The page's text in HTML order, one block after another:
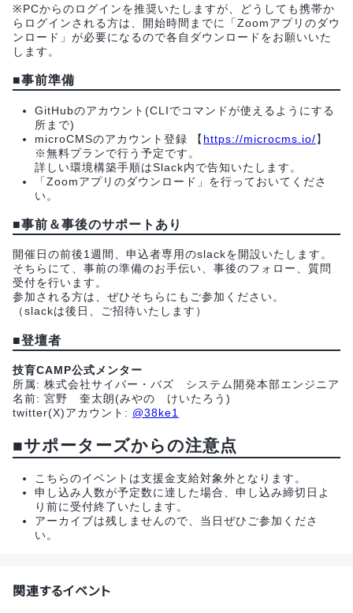
※PCからのログインを推奨いたしますが、どうしても携帯か
らログインされる方は、開始時間までに「Zoomアプリのダウ
ンロード」が必要になるので各自ダウンロードをお願いいた
します。
■事前準備
GitHubのアカウント(CLIでコマンドが使えるようにする
所まで)
microCMSのアカウント登録 【 https://microcms.io/】
※無料プランで行う予定です。
詳しい環境構築手順はSlack内で告知いたします。
「Zoomアプリのダウンロード」を行っておいてくださ
い。
■事前＆事後のサポートあり
開催日の前後1週間、申込者専用のslackを開設いたします。
そちらにて、事前の準備のお手伝い、事後のフォロー、質問
受付を行います。
参加される方は、ぜひそちらにもご参加ください。
（slackは後日、ご招待いたします）
■登壇者
技育CAMP公式メンター
所属: 株式会社サイバー・バズ システム開発本部エンジニア
名前: 宮野 奎太朗(みやの けいたろう)
twitter(X)アカウント: @38ke1
■サポーターズからの注意点
こちらのイベントは支援金支給対象外となります。
申し込み人数が予定数に達した場合、申し込み締切日よ
り前に受付終了いたします。
アーカイブは残しませんので、当日ぜひご参加くださ
い。
関連するイベント